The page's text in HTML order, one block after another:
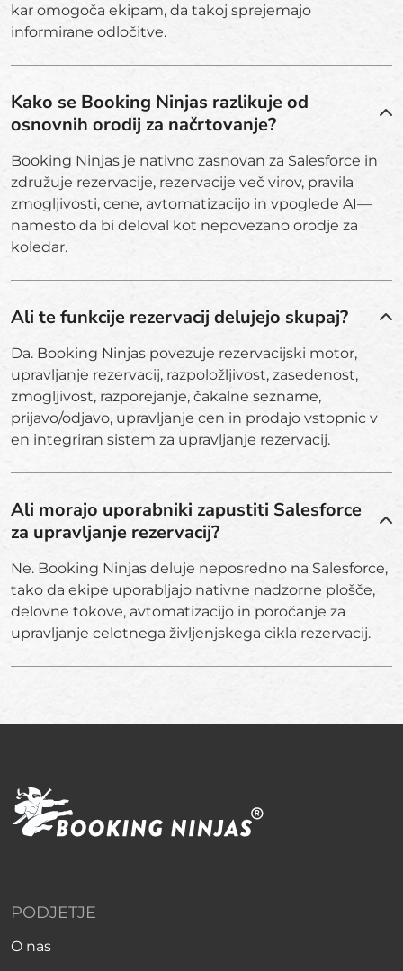
kar omogoča ekipam, da takoj sprejemajo
informirane odločitve.
Kako se Booking Ninjas razlikuje od
osnovnih orodij za načrtovanje?
Booking Ninjas je nativno zasnovan za Salesforce in
združuje rezervacije, rezervacije več virov, pravila
zmogljivosti, cene, avtomatizacijo in vpoglede AI—
namesto da bi deloval kot nepovezano orodje za
koledar.
Ali te funkcije rezervacij delujejo skupaj?
Da. Booking Ninjas povezuje rezervacijski motor,
upravljanje rezervacij, razpoložljivost, zasedenost,
zmogljivost, razporejanje, čakalne sezname,
prijavo/odjavo, upravljanje cen in prodajo vstopnic v
en integriran sistem za upravljanje rezervacij.
Ali morajo uporabniki zapustiti Salesforce
za upravljanje rezervacij?
Ne. Booking Ninjas deluje neposredno na Salesforce,
tako da ekipe uporabljajo nativne nadzorne plošče,
delovne tokove, avtomatizacijo in poročanje za
upravljanje celotnega življenjskega cikla rezervacij.
PODJETJE
O nas